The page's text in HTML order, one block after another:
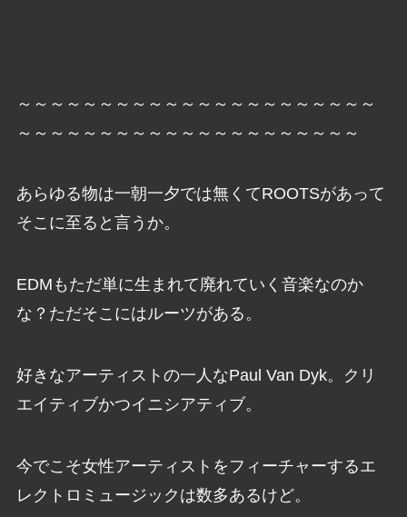
～～～～～～～～～～～～～～～～～～～～～～
～～～～～～～～～～～～～～～～～～～～～
あらゆる物は一朝一夕では無くてROOTSがあって
そこに至ると言うか。
EDMもただ単に生まれて廃れていく音楽なのか
な？ただそこにはルーツがある。
好きなアーティストの一人なPaul Van Dyk。クリ
エイティブかつイニシアティブ。
今でこそ女性アーティストをフィーチャーするエ
レクトロミュージックは数多あるけど。